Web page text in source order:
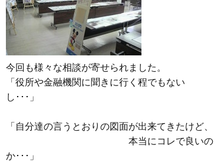
今回も様々な相談が寄せられました。
「役所や金融機関に聞きに行く程でもない
し･･･」
「自分達の言うとおりの図面が出来てきたけど、
本当にコレで良いの
か･･･」